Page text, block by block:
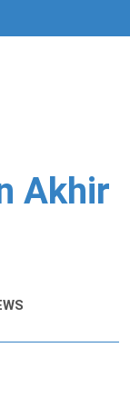
Akhir